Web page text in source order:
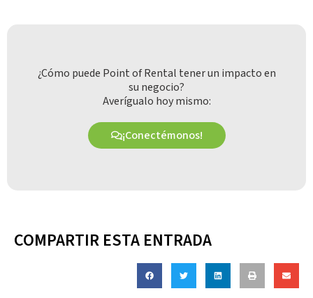
¿Cómo puede Point of Rental tener un impacto en
su negocio?
Averígualo hoy mismo:
¡Conectémonos!
COMPARTIR ESTA ENTRADA